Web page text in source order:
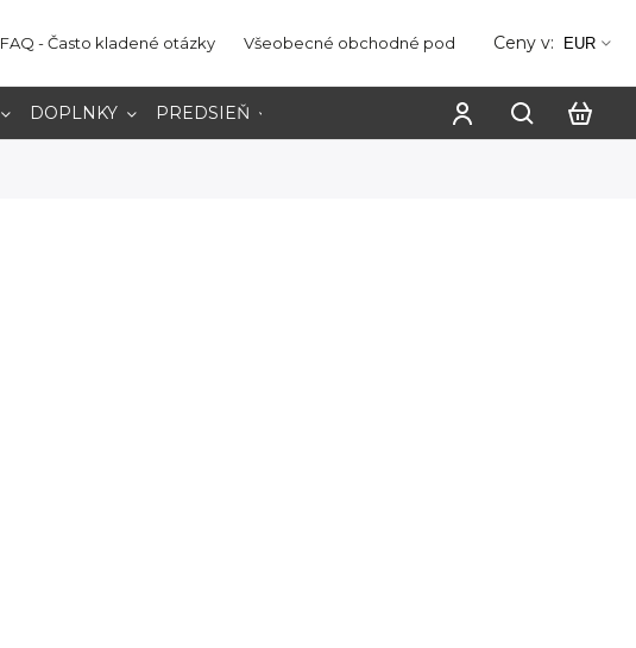
FAQ - Často kladené otázky Všeobecné obchodné podmienky Ochrana
Ceny v: EUR
DOPLNKY PREDSIEŇ